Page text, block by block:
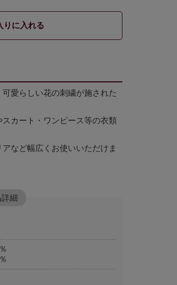
りに入れる
愛らしい花の刺繍が施された
カート・ワンピース等の衣類
など幅広くお使いいただけま
細